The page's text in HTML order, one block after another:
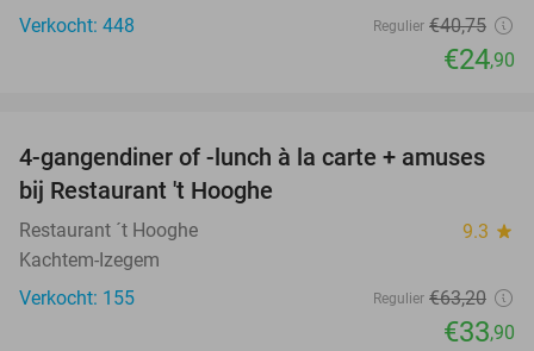
Verkocht: 448
Regulier €40,75
€24,90
46%
4-gangendiner of -lunch à la carte + amuses
bij Restaurant 't Hooghe
Restaurant ´t Hooghe 9.3 star
Kachtem-Izegem
Verkocht: 155
Regulier €63,20
€33,90